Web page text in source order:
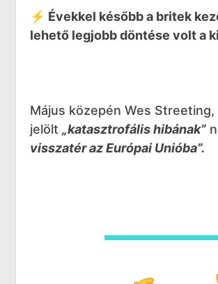
⚡️ Évekkel később a britek
lehető legjobb döntése volt a
Május közepén Wes
jelölt „katasztrofális hibának”
visszatér az Európai Unióba”.